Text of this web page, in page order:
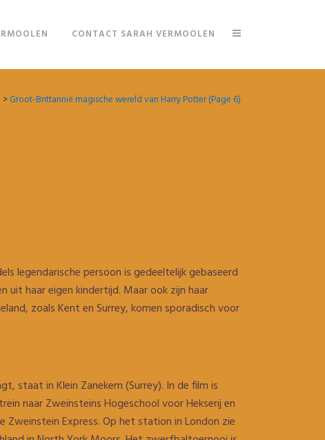
CONTACT SARAH VERMOOLEN
>Groot-Brittannië magische wereld van Harry Potter(Page 6)
legendarische persoon is gedeeltelijk gebaseerd
uit haar eigen kindertijd. Maar ook zijn haar
zoals Kent en Surrey, komen sporadisch voor
staat in Klein Zanekem (Surrey). In de film is
naar Zweinsteins Hogeschool voor Hekserij en
Express. Op het station in London zie